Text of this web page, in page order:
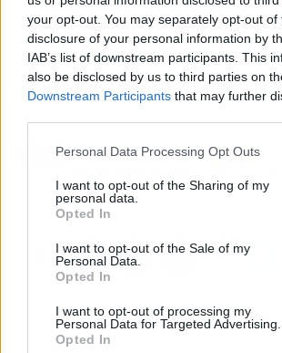
your opt-out. You may separately opt-out of
disclosure of your personal information by
IAB’s list of downstream participants. This
also be disclosed by us to third parties on
Downstream Participants that may further
Personal Data Processing Opt Outs
I want to opt-out of the Sharing of my
personal data.
Opted In
I want to opt-out of the Sale of my
Personal Data.
Opted In
I want to opt-out of processing my
Personal Data for Targeted Advertising.
Opted In
se refuerza con la seguridad de
están garantizados por cerrajeros
debidamente certificados y con
experiencia.
Contratar el servicio de
de Alpha VIP Transfer